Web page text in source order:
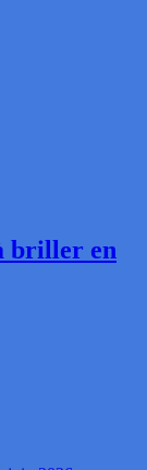
briller en